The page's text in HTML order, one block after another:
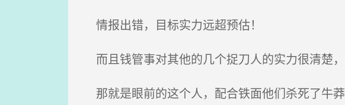
情报出错，目标实力远超预估！
而且钱管事对其他的几个捉刀人的实力很清楚
那就是眼前的这个人，配合铁面他们杀死了牛莽